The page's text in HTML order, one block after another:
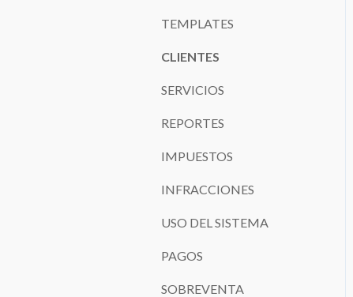
TEMPLATES
CLIENTES
SERVICIOS
REPORTES
IMPUESTOS
INFRACCIONES
USO DEL SISTEMA
PAGOS
SOBREVENTA